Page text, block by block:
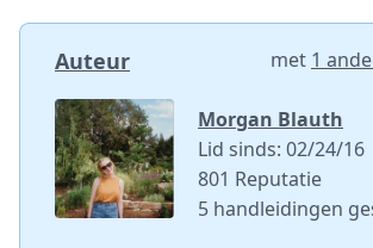
Auteur met 1
Morgan Blauth
Lid sinds: 02/24/16
801 Reputatie
5 handleidingen